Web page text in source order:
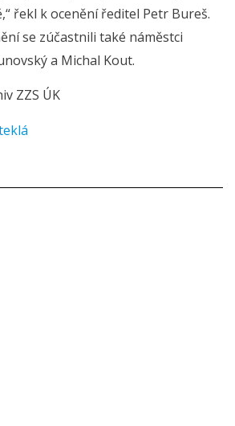
řekl k ocenění ředitel Petr Bureš.
se zúčastnili také náměstci
a Michal Kout.
ZZS ÚK